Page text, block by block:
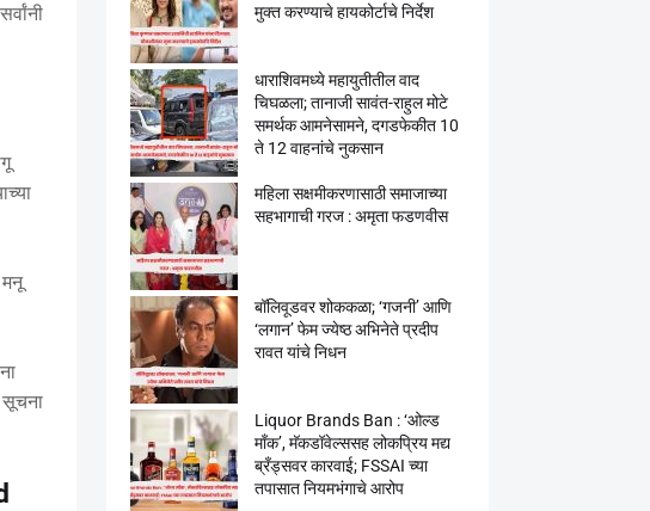
मनू
सूचना
मुक्त करण्याचे हायकोर्टाचे निर्देश
धाराशिवमध्ये महायुतीतील वाद
चिघळला; तानाजी सावंत-राहुल मोटे
समर्थक आमनेसामने, दगडफेकीत 10
ते 12 वाहनांचे नुकसान
महिला सक्षमीकरणासाठी समाजाच्या
सहभागाची गरज : अमृता फडणवीस
बॉलिवूडवर शोककळा; ‘गजनी’ आणि
‘लगान’ फेम ज्येष्ठ अभिनेते प्रदीप
रावत यांचे निधन
Liquor Brands Ban : ‘ओल्ड
मॉंक’, मॅकडॉवेल्ससह लोकप्रिय मद्य
ब्रँड्सवर कारवाई; FSSAI च्या
तपासात नियमभंगाचे आरोप